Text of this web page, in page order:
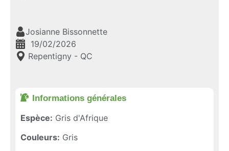
Josianne Bissonnette
19/02/2026
Repentigny - QC
Informations générales​
Espèce: Gris d'Afrique
Couleurs: Gris